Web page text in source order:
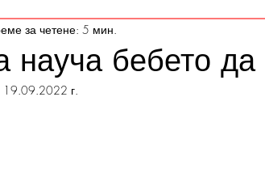
науча бебето
за четене: 5 мин.
19.09.2022 г.